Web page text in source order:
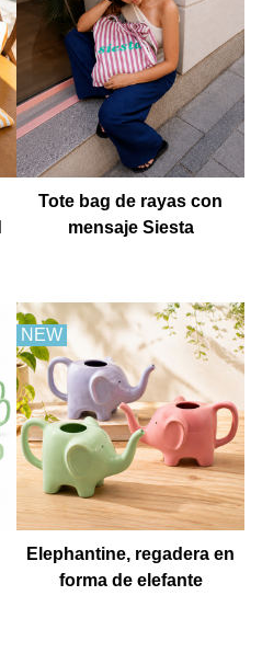
Tote bag de rayas con
mensaje Siesta
NEW
Elephantine, regadera en
forma de elefante